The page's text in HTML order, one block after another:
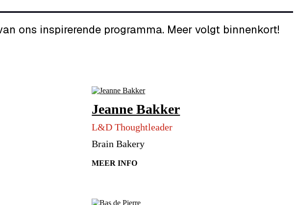
ons inspirerende programma. Meer volgt binnenkort!
Jeanne Bakker
L&D Thoughtleader
Brain Bakery
MEER INFO